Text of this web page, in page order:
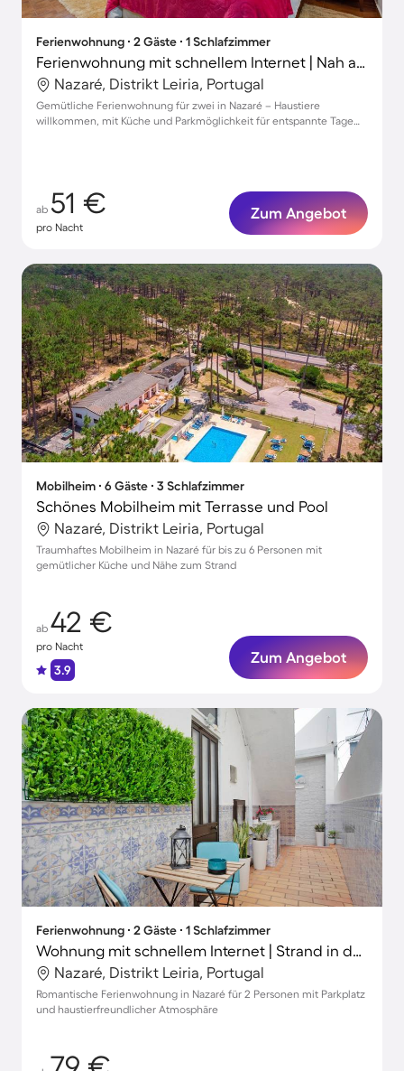
Ferienwohnung ∙ 2 Gäste ∙ 1 Schlafzimmer
Ferienwohnung mit schnellem Internet | Nah am Strand | Haustierfreundlich
Nazaré, Distrikt Leiria, Portugal
Gemütliche Ferienwohnung für zwei in Nazaré – Haustiere
willkommen, mit Küche und Parkmöglichkeit für entspannte Tage
ab 51 €
pro Nacht
Zum Angebot
Mobilheim ∙ 6 Gäste ∙ 3 Schlafzimmer
Schönes Mobilheim mit Terrasse und Pool
Nazaré, Distrikt Leiria, Portugal
Traumhaftes Mobilheim in Nazaré für bis zu 6 Personen mit
gemütlicher Küche und Nähe zum Strand
ab 42 €
pro Nacht
3.9
Zum Angebot
Ferienwohnung ∙ 2 Gäste ∙ 1 Schlafzimmer
Wohnung mit schnellem Internet | Strand in der Nähe | Haustiere erlaubt
Nazaré, Distrikt Leiria, Portugal
Romantische Ferienwohnung in Nazaré für 2 Personen mit Parkplatz
und haustierfreundlicher Atmosphäre